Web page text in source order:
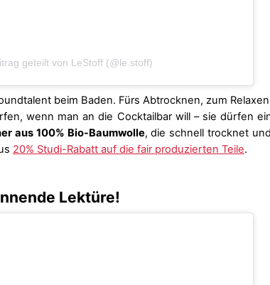
geteilt von LeStoff (@le.stoff)
beim Baden. Fürs Abtrocknen, zum
wenn man an die Cocktailbar will – sie dürfen
aus 100% Bio-Baumwolle, die schnell trocknet
20% Studi-Rabatt auf die fair produzierten Teile.
Lektüre!